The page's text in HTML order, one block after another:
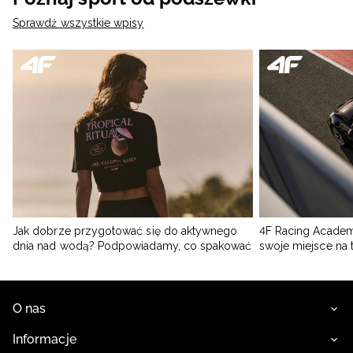
Sprawdź wszystkie wpisy
Jak dobrze przygotować się do aktywnego
dnia nad wodą? Podpowiadamy, co spakować
4F Racing
swoje miejsce na
O nas
Informacje